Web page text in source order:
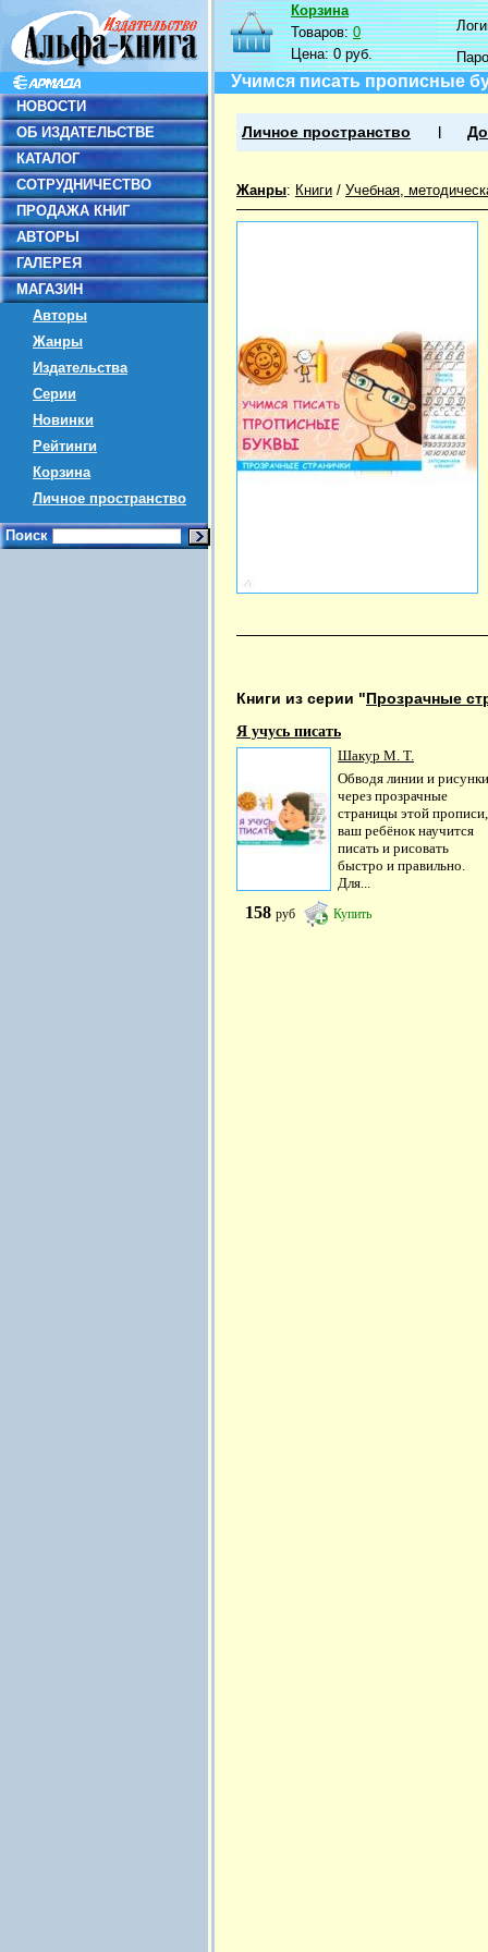
НОВОСТИ
ОБ ИЗДАТЕЛЬСТВЕ
КАТАЛОГ
СОТРУДНИЧЕСТВО
ПРОДАЖА КНИГ
АВТОРЫ
ГАЛЕРЕЯ
МАГАЗИН
Авторы
Жанры
Издательства
Серии
Новинки
Рейтинги
Корзина
Личное пространство
Поиск
Корзина
Товаров:0
Цена:0 руб.
Учимся писать прописные
Личное пространство
Жанры: Книги / Учебная,
Книги из серии "Прозрачные
Я учусь писать
Шакур М. Т.
Обводя линии и рисунки
через прозрачные
страницы этой прописи,
ваш ребёнок научится
писать и рисовать
быстро и правильно.
Для...
158 руб Купить